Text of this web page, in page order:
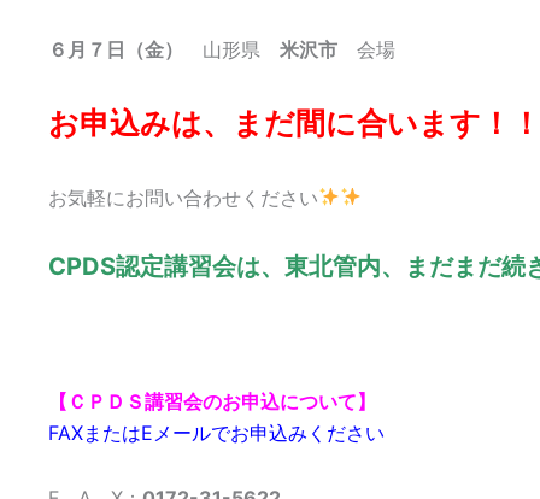
６月７日（金） 山形県 米沢市 会場
お申込みは、まだ間に合います！！
お気軽にお問い合わせください
CPDS認定講習会は、東北管内、まだまだ続
【ＣＰＤＳ講習会のお申込について】
FAXまたはEメールでお申込みください